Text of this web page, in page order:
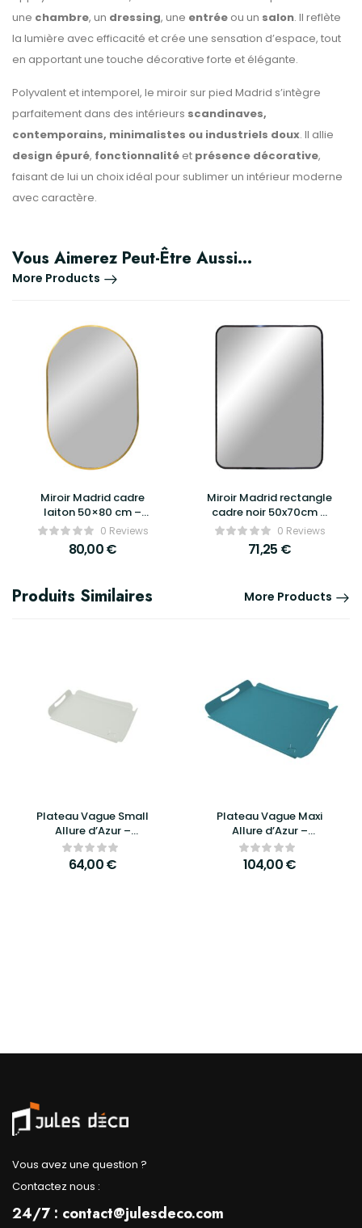
une chambre, un dressing, une entrée ou un salon. Il reflète
la lumière avec efficacité et crée une sensation d’espace, tout
en apportant une touche décorative forte et élégante.
Polyvalent et intemporel, le miroir sur pied Madrid s’intègre
parfaitement dans des intérieurs scandinaves,
contemporains, minimalistes ou industriels doux. Il allie
design épuré, fonctionnalité et présence décorative,
faisant de lui un choix idéal pour sublimer un intérieur moderne
avec caractère.
Vous Aimerez Peut-Être Aussi…
More Products
Miroir Madrid cadre
laiton 50×80 cm –
House Nordic
0 Reviews
80,00€
Miroir Madrid rectangle
cadre noir 50x70cm –
House Nordic
0 Reviews
71,25 €
Produits Similaires More Products
Plateau Vague Small
Allure d’Azur –
Élégance, raffinement
et praticité au
quotidien
64,00€
Plateau Vague Maxi
Allure d’Azur –
Élégance, praticité et
design raffiné
104,00€
Vous avez une question ?
Contactez nous :
24/7 : contact@julesdeco.com